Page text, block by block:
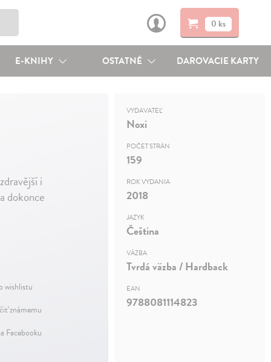
0 ks
E-KNIHY OSTATNÉ DAROVACIE KARTY
i
dokonce
wishlistu
známemu
Facebooku
VYDAVATEĽ
Noxi
POČET STRÁN
159
ROK VYDANIA
2018
JAZYK
Čeština
VÄZBA
Tvrdá väzba / Hardback
EAN
9788081114823